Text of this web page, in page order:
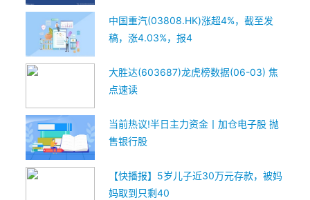
中国重汽(03808.HK)涨超4%，截至发
稿，涨4.03%，报4
大胜达(603687)龙虎榜数据(06-03) 焦
点速读
当前热议!半日主力资金丨加仓电子股 抛
售银行股
【快播报】5岁儿子近30万元存款，被妈
妈取到只剩40